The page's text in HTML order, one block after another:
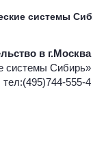
системы
в г.Москва
системы Сибирь»
тел:(495)744-555-4